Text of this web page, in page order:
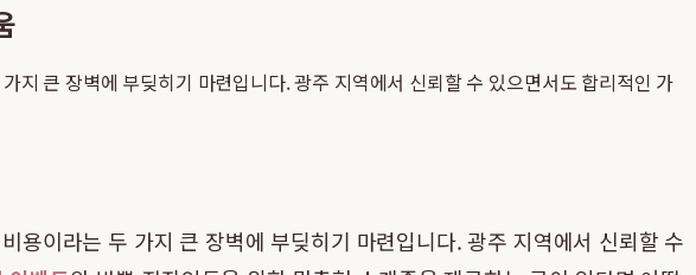
지 큰 장벽에 부딪히기 마련입니다. 광주 지역에서 신뢰할 수 있으면서도 합리적인 가
용이라는 두 가지 큰 장벽에 부딪히기 마련입니다. 광주 지역에서 신뢰할 수